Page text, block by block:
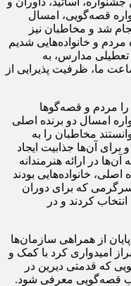
قصه‌گویی، امسال
انجام شد و مخاطبان نیز
و خانواده‌هایی شدیم
و تعطیلی مدارس، به
ما، ظرفیت پذیرایی از
مردم و قصه‌گوها
امسال دو برنده اصلی
مخاطبان را به
برای آن‌ها جذابیت ایجاد
در ارائه هنرمندانه
خانواده‌هایی بودند
سرگرمی که برای دوران
کردند و در
از همراهی سازمان‌ها
امیدواری کرد با کمک و
که قدمتی دیرین در
قصه‌گویی معرفی شود.